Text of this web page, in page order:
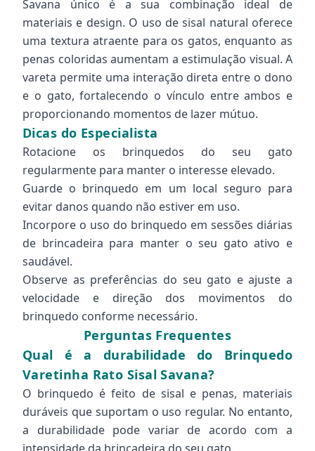
Savana único é a sua combinação ideal de
materiais e design. O uso de sisal natural oferece
uma textura atraente para os gatos, enquanto as
penas coloridas aumentam a estimulação visual. A
vareta permite uma interação direta entre o dono
e o gato, fortalecendo o vínculo entre ambos e
proporcionando momentos de lazer mútuo.
Dicas do Especialista
Rotacione os brinquedos do seu gato
regularmente para manter o interesse elevado.
Guarde o brinquedo em um local seguro para
evitar danos quando não estiver em uso.
Incorpore o uso do brinquedo em sessões diárias
de brincadeira para manter o seu gato ativo e
saudável.
Observe as preferências do seu gato e ajuste a
velocidade e direção dos movimentos do
brinquedo conforme necessário.
Perguntas Frequentes
Qual é a durabilidade do Brinquedo
Varetinha Rato Sisal Savana?
O brinquedo é feito de sisal e penas, materiais
duráveis que suportam o uso regular. No entanto,
a durabilidade pode variar de acordo com a